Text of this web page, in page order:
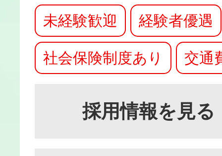
未経験歓迎 経験者優遇
社会保険制度あり 交通
採用情報を見る